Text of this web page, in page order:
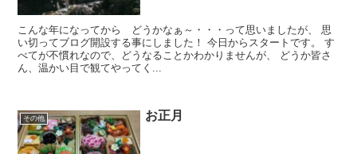
こんな年になってから どうかなぁ～・・・って思いましたが、 思
い切ってブログ開設する事にしました！ 今日からスタートです。 す
べてが不慣れなので、どうなることかわかりませんが、 どうか皆さ
ん、温かい目で観てやってく...
その他 お正月